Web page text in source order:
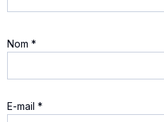
Nom *
E-mail *